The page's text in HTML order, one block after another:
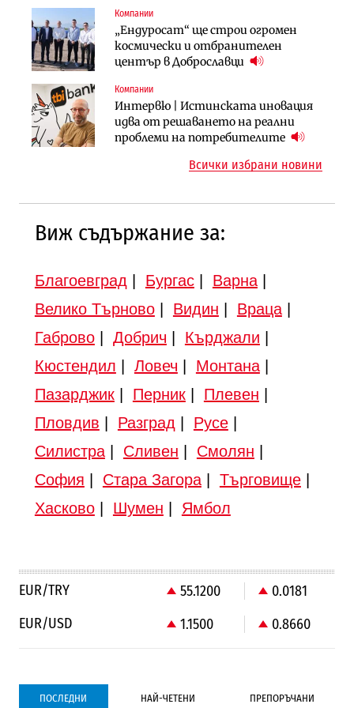
Компании
„Ендуросат“ ще строи огромен
космически и отбранителен
център в Доброславци
Компании
Интервю | Истинската иновация
идва от решаването на реални
проблеми на потребителите
Компании
„Хювефарма“ подписа договор за
придобиване на Euroapi Italy
Инфраструктура
АПИ възложи промяната на
парцеларния план за
Публични финанси
След 20 години застой: Данъчните
оценки на имотите може да бъдат
Инфраструктура
Вторият мост над Варненското
езеро става част от бъдещата
Всички избрани новини
Виж съдържание за:
Благоевград Бургас| Варна|
Велико Търново| Видин Враца|
Габрово| Добрич Кърджали
Кюстендил
Ловеч Монтана|
Пазарджик| Перник| Плевен
Пловдив
Разград Русе|
Силистра| Сливен Смолян
София
Стара Загора| Търговище|
Хасково| Шумен Ямбол
EUR/TRY 55.1200
0.0181
EUR/USD
1.1500 0.8660
ПОСЛЕДНИ НАЙ-ЧЕТЕНИ ПРЕПОРЪЧАНИ